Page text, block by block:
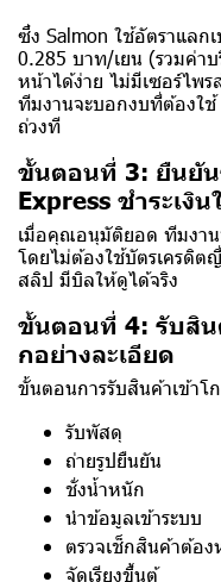
ซึ่ง Salmon ใช้อัตราแลก
0.285 บาท/เยน (รวมค่า
หน้าได้ง่าย ไม่มีเซอร์ไพ
ทีมงานจะบอกงบที่ต้องใ
ถ่วงที
ขั้นตอนที่ 3: ยืนยั
Express ชำระเงิ
เมื่อคุณอนุมัติยอด ทีมงา
โดยไม่ต้องใช้บัตรเครดิ
สลิป มีบิลให้ดูได้จริง
ขั้นตอนที่ 4: รับสิ
กอย่างละเอียด
ขั้นตอนการรับสินค้าเข้าโ
รับพัสดุ
ถ่ายรูปยืนยัน
ชั่งน้ำหนัก
นำข้อมูลเข้าระบบ
ตรวจเช็กสินค้าต้อง
จัดเรียงขึ้นตู้